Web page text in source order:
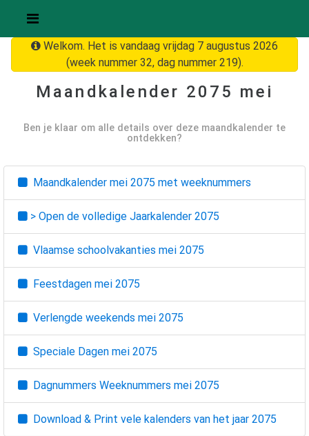
Welkom. Het is vandaag vrijdag 7 augustus 2026
(week nummer 32, dag nummer 219).
Maandkalender 2075 mei
Ben je klaar om alle details over deze maandkalender te
ontdekken?
Maandkalender mei 2075 met weeknummers
> Open de volledige Jaarkalender 2075
Vlaamse schoolvakanties mei 2075
Feestdagen mei 2075
Verlengde weekends mei 2075
Speciale Dagen mei 2075
Dagnummers Weeknummers mei 2075
Download & Print vele kalenders van het jaar 2075